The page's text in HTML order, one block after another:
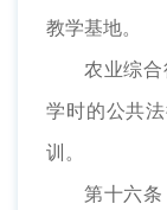
教学基地。
农业综
学时的公共
训。
第十六